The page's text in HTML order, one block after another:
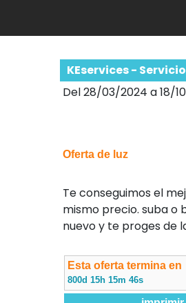
KEservices -
Del 28/03/2024 a
Oferta de luz
Te conseguimos el
mismo precio. suba o
nuevo y te proges de
Esta oferta termina en
800d 15h 15m 45s